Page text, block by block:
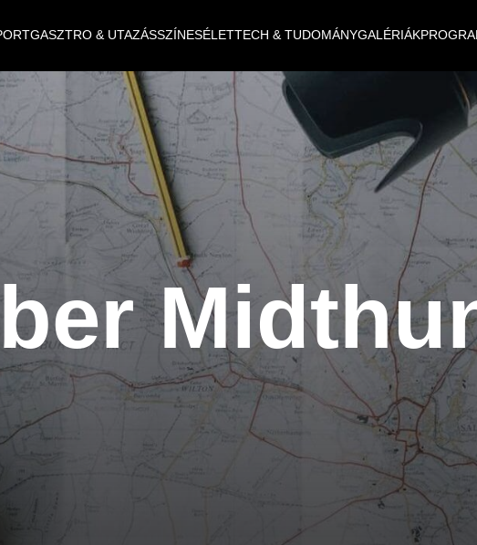
GASZTRO & UTAZÁSSZÍNESÉLETTECH & TUDOMÁNYGALÉRIÁK